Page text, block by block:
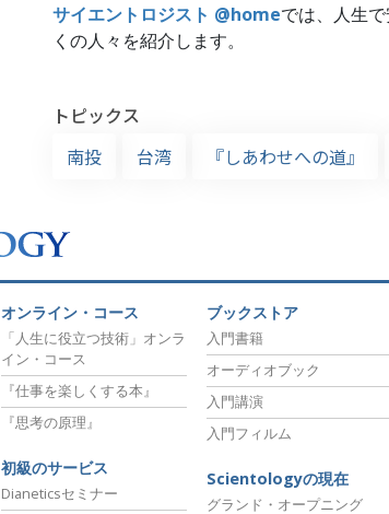
サイエントロジスト @homeでは、人生
くの人々を紹介します。
トピックス
南投
台湾 『しあわせへの道』
オンライン・コース
「人生に役立つ技術」オンラ
イン・コース
『仕事を楽しくする本』
『思考の原理』
初級のサービス
Dianeticsセミナー
ブックストア
入門書籍
オーディオブック
入門講演
入門フィルム
Scientologyの現在
グランド・オープニング